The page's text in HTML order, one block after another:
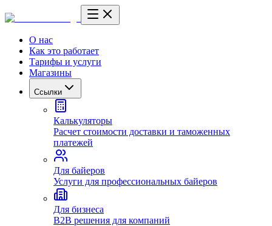
О нас
Как это работает
Тарифы и услуги
Магазины
Ссылки
Калькуляторы
Расчет стоимости доставки и таможенных
платежей
Для байеров
Услуги для профессиональных байеров
Для бизнеса
B2B решения для компаний